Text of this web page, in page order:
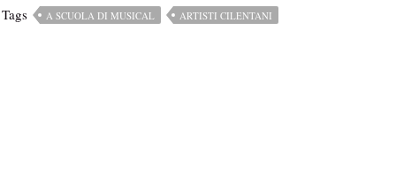
Tags A SCUOLA DI MUSICAL ARTISTI CILENTANI